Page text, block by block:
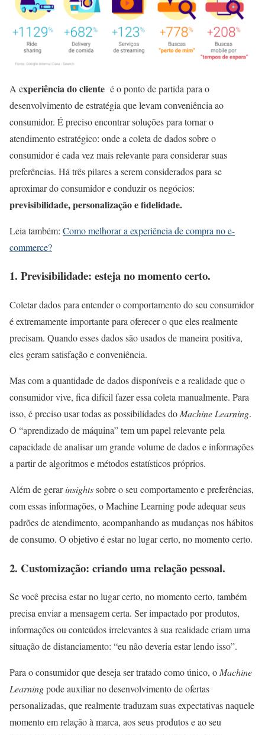
A experiência do cliente é o ponto de partida para o
desenvolvimento de estratégia que levam conveniência ao
consumidor. É preciso encontrar soluções para tornar o
atendimento estratégico: onde a coleta de dados sobre o
consumidor é cada vez mais relevante para considerar suas
preferências. Há três pilares a serem considerados para se
aproximar do consumidor e conduzir os negócios:
previsibilidade, personalização e fidelidade.
Leia também: Como melhorar a experiência de compra no e-
commerce?
1. Previsibilidade: esteja no momento certo.
Coletar dados para entender o comportamento do seu consumidor
é extremamente importante para oferecer o que eles realmente
precisam. Quando esses dados são usados de maneira positiva,
eles geram satisfação e conveniência.
Mas com a quantidade de dados disponíveis e a realidade que o
consumidor vive, fica difícil fazer essa coleta manualmente. Para
isso, é preciso usar todas as possibilidades do Machine Learning.
O “aprendizado de máquina” tem um papel relevante pela
capacidade de analisar um grande volume de dados e informações
a partir de algoritmos e métodos estatísticos próprios.
Além de gerarinsightssobre o seu comportamento e preferências,
com essas informações, o Machine Learning pode adequar seus
padrões de atendimento, acompanhando as mudanças nos hábitos
de consumo. O objetivo é estar no lugar certo, no momento certo.
2. Customização: criando uma relação pessoal.
Se você precisa estar no lugar certo, no momento certo, também
precisa enviar a mensagem certa. Ser impactado por produtos,
informações ou conteúdos irrelevantes à sua realidade criam uma
situação de distanciamento: “eu não deveria estar lendo isso”.
Para o consumidor que deseja ser tratado como único, oMachine
Learningpode auxiliar no desenvolvimento de ofertas
personalizadas, que realmente traduzam suas expectativas naquele
momento em relação à marca, aos seus produtos e ao seu